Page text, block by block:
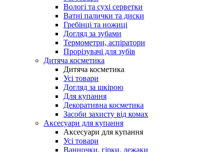
Вологі та сухі серветки
Ватні палички та диски
Гребінці та ножиці
Догляд за зубами
Термометри, аспіратори
Прорізувачі для зубів
Дитяча косметика
Дитяча косметика
Усі товари
Догляд за шкірою
Для купання
Декоративна косметика
Засоби захисту від комах
Аксесуари для купання
Аксесуари для купання
Усі товари
Ванночки, гірки, лежаки